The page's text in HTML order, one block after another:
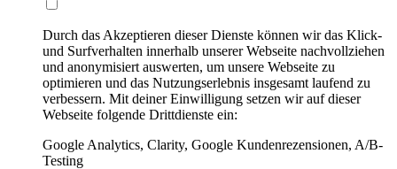
Durch das Akzeptieren dieser Dienste können wir das Klick-
und Surfverhalten innerhalb unserer Webseite nachvollziehen
und anonymisiert auswerten, um unsere Webseite zu
optimieren und das Nutzungserlebnis insgesamt laufend zu
verbessern. Mit deiner Einwilligung setzen wir auf dieser
Webseite folgende Drittdienste ein:
Google Analytics, Clarity, Google Kundenrezensionen, A/B-
Testing